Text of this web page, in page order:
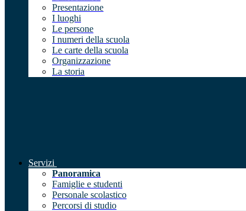
Presentazione
I luoghi
Le persone
I numeri della scuola
Le carte della scuola
Organizzazione
La storia
Servizi
Panoramica
Famiglie e studenti
Personale scolastico
Percorsi di studio